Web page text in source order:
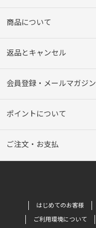
商品について
返品とキャンセル
会員登録・メールマガジン
ポイントについて
ご注文・お支払
はじめてのお客様
ご利用環境について